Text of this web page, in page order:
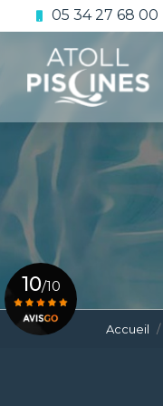
au
contenu
principal
05 34 27 68 00
10/10
Accueil